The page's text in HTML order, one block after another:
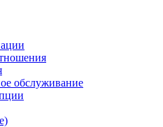
обслуживание